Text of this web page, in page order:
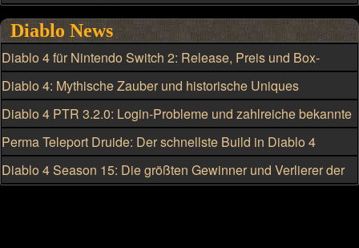
Diablo News
Diablo 4 für Nintendo Switch 2: Release, Preis und Box-
Version geleakt
Diablo 4: Mythische Zauber und historische Uniques
eskalieren
Diablo 4 PTR 3.2.0: Login-Probleme und zahlreiche bekannte
Fehler
Perma Teleport Druide: Der schnellste Build in Diablo 4
Diablo 4 Season 15: Die größten Gewinner und Verlierer der
Klassenänderungen